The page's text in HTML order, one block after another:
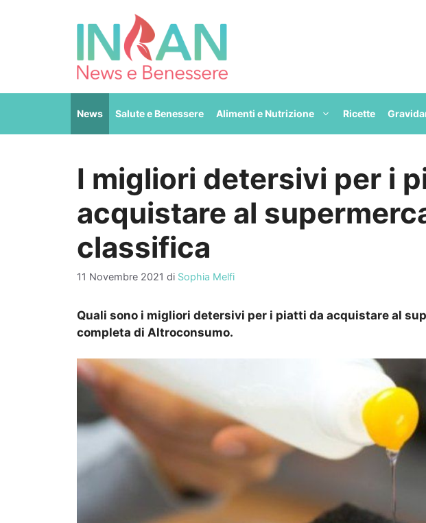
News Salute e Benessere Alimenti e Nutrizione Ricette
I migliori detersivi per i
acquistare al
classifica
11 Novembre 2021 di Sophia Melfi
Quali sono i migliori detersivi per i piatti da acquistare al
completa di Altroconsumo.